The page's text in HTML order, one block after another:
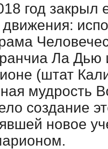
год закрыл
Ла
(штат
мудрость
создание
новое